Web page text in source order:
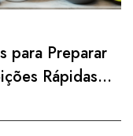
para Preparar
Rápidas e